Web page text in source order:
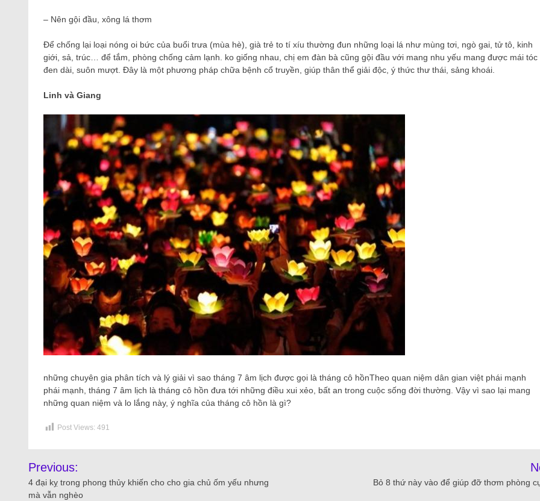
– Nên gội đầu, xông lá thơm
Để chống lại loại nóng oi bức của buổi trưa (mùa hè), già trẻ to tí xíu thường đun những loại lá như mùng tơi, ngò gai, tử tô, kinh
giới, sả, trúc… để tắm, phòng chống cảm lạnh. ko giống nhau, chị em đàn bà cũng gội đầu với mang nhu yếu mang được mái tóc
đen dài, suôn mượt. Đây là một phương pháp chữa bệnh cổ truyền, giúp thân thể giải độc, ý thức thư thái, sảng khoái.
Linh và Giang
những chuyên gia phân tích và lý giải vì sao tháng 7 âm lịch được gọi là tháng cô hồnTheo quan niệm dân gian việt phái mạnh
phái mạnh, tháng 7 âm lịch là tháng cô hồn đưa tới những điều xui xẻo, bất an trong cuộc sống đời thường. Vậy vì sao lại mang
những quan niệm và lo lắng này, ý nghĩa của tháng cô hồn là gì?
Post Views: 491
Previous:
4 đại kỵ trong phong thủy khiến cho cho gia chủ ốm yếu nhưng
mà vẫn nghèo
Bỏ 8 thứ này vào để giúp đỡ thơm phòng